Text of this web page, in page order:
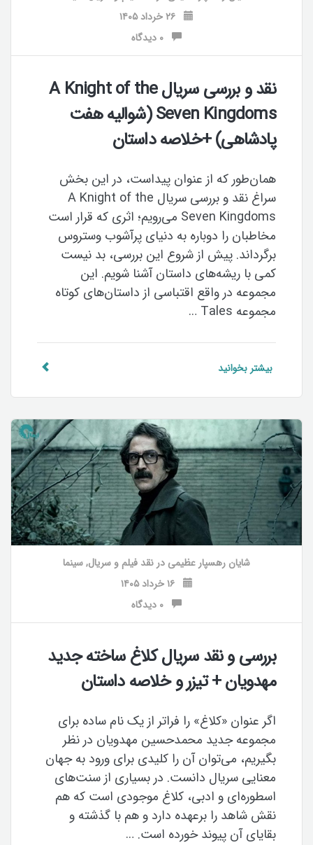
نقد و بررسی سریال A Knight of the
Seven Kingdoms (شوالیه هفت
پادشاهی) +خلاصه داستان
همان‌طور که از عنوان پیداست، در این بخش
سراغ نقد و بررسی سریال A Knight of the
Seven Kingdoms می‌رویم؛ اثری که قرار است
مخاطبان را دوباره به دنیای پرآشوب وستروس
برگرداند. پیش از شروع این بررسی، بد نیست
کمی با ریشه‌های داستان آشنا شویم. این
مجموعه در واقع اقتباسی از داستان‌های کوتاه
مجموعه Tales …
بیشتر بخوانید
شایان رهسپار عظیمی در نقد فیلم و سریال,سینما
۱۶ خرداد ۱۴۰۵
بررسی و نقد سریال کلاغ ساخته جدید
مهدویان + تیزر و خلاصه داستان
اگر عنوان «کلاغ» را فراتر از یک نام ساده برای
مجموعه جدید محمدحسین مهدویان در نظر
بگیریم، می‌توان آن را کلیدی برای ورود به جهان
معنایی سریال دانست. در بسیاری از سنت‌های
اسطوره‌ای و ادبی، کلاغ موجودی است که هم
نقش شاهد را برعهده دارد و هم با گذشته و
بقایای آن پیوند خورده است. …